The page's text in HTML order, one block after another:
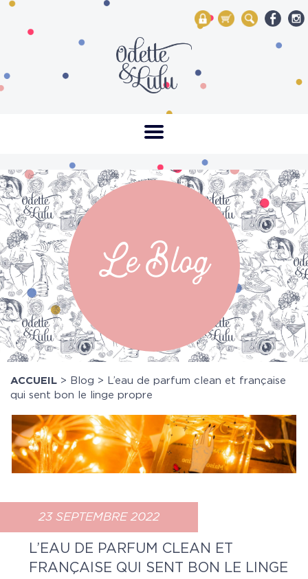
My Account
Mon panier
Rechercher
Le Blog
ACCUEIL > Blog >
L’eau de parfum clean et française
qui sent bon le linge propre
23 SEPTEMBRE 2022
L’EAU DE PARFUM CLEAN ET
FRANÇAISE QUI SENT BON LE LINGE